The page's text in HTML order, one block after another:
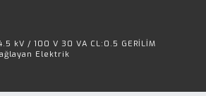
kV / 100 V 30 VA CL:0.5 GERİLİM
Elektrik